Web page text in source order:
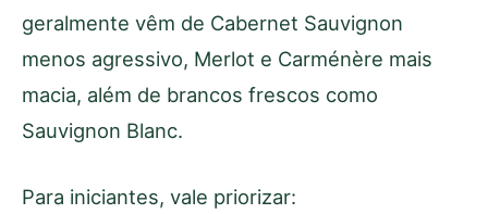
geralmente vêm de Cabernet Sauvignon
menos agressivo, Merlot e Carménère mais
macia, além de brancos frescos como
Sauvignon Blanc.
Para iniciantes, vale priorizar: